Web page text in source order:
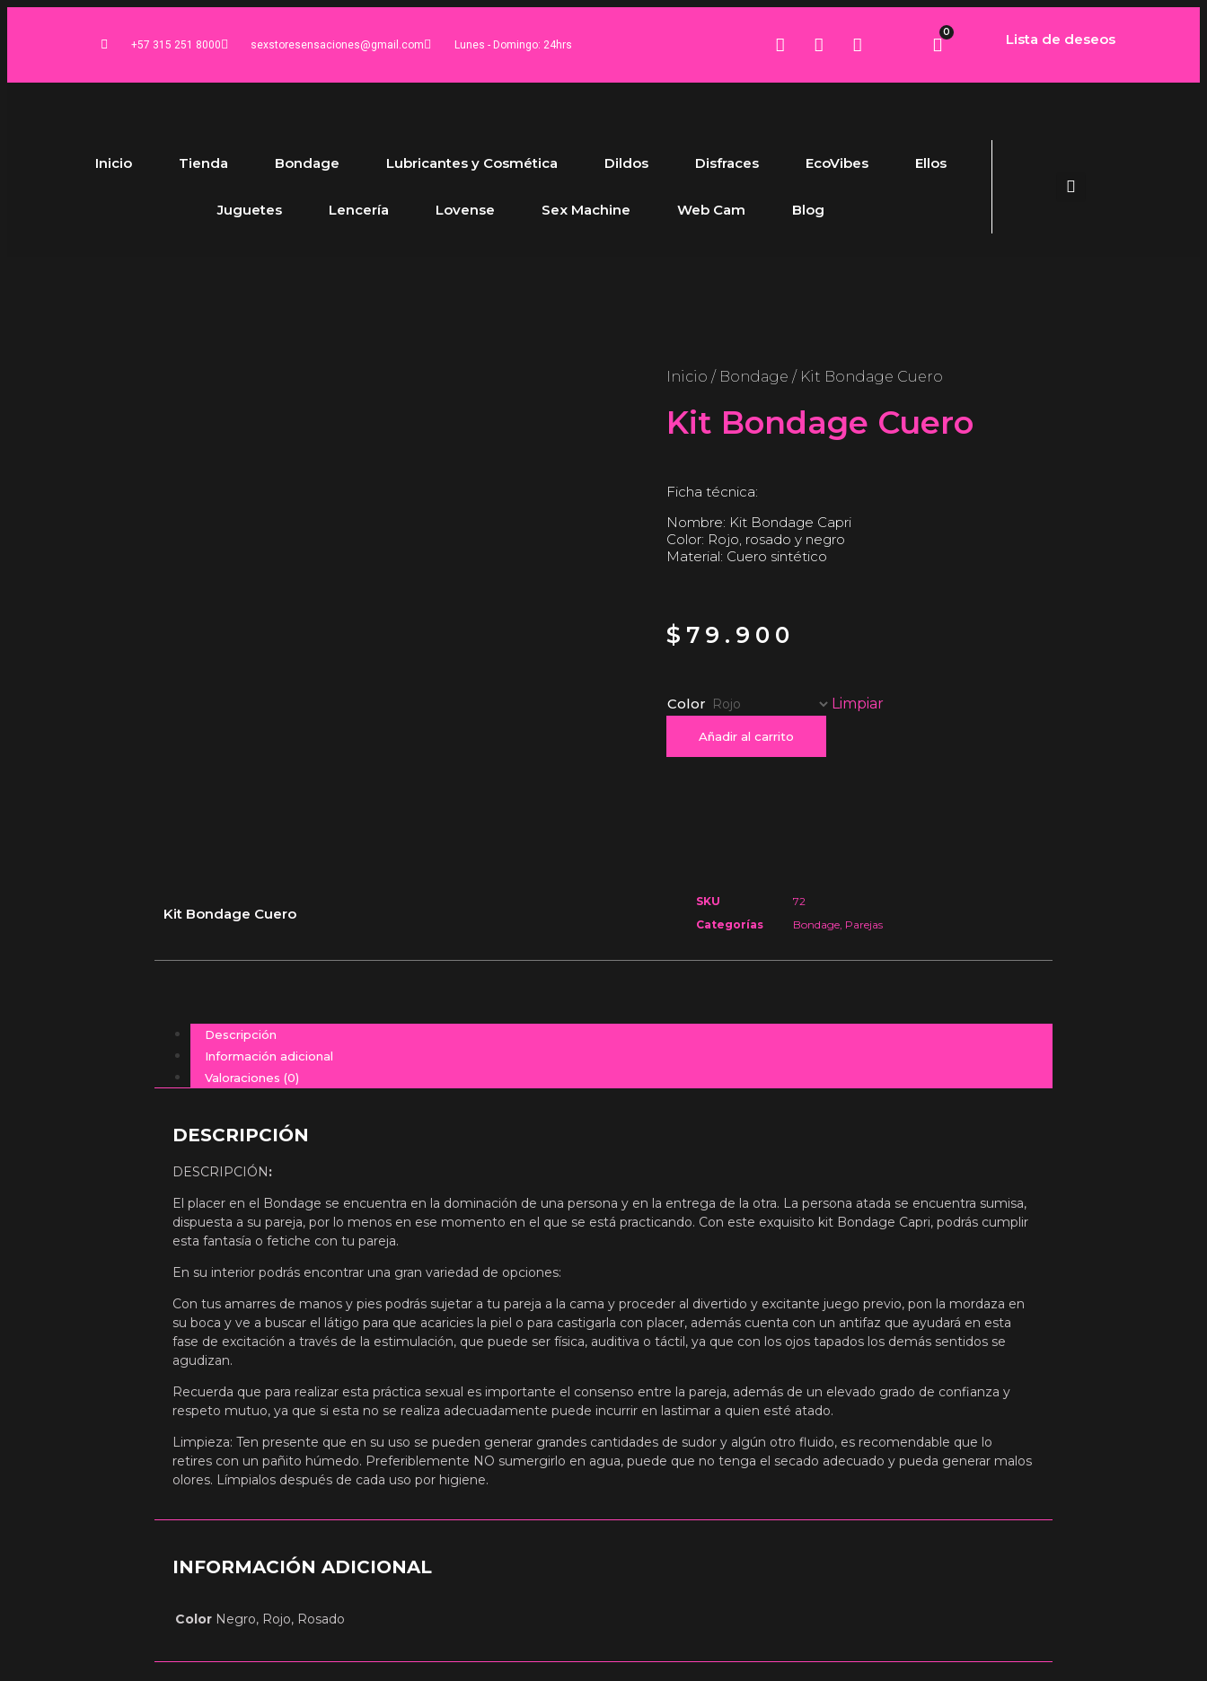
+57 315 251 8000 sexstoresensaciones@gmail.com Lunes - Domingo: 24hrs
0 Lista de deseos
Inicio Tienda Bondage Lubricantes y Cosmética Dildos Disfraces EcoVibes Ellos
Juguetes Lencería Lovense Sex Machine Web Cam Blog
Inicio / Bondage / Kit Bondage Cuero
Kit Bondage Cuero
Ficha técnica:
Nombre: Kit Bondage Capri
Color: Rojo, rosado y negro
Material: Cuero sintético
$ 79.900
Color Limpiar
Añadir al carrito
Kit Bondage Cuero
SKU
72
Categorías
Bondage, Parejas
Descripción
Información adicional
Valoraciones (0)
DESCRIPCIÓN
DESCRIPCIÓN:
El placer en el Bondage se encuentra en la dominación de una persona y en la entrega de la otra. La persona atada se encuentra sumisa,
dispuesta a su pareja, por lo menos en ese momento en el que se está practicando. Con este exquisito kit Bondage Capri, podrás cumplir
esta fantasía o fetiche con tu pareja.
En su interior podrás encontrar una gran variedad de opciones:
Con tus amarres de manos y pies podrás sujetar a tu pareja a la cama y proceder al divertido y excitante juego previo, pon la mordaza en
su boca y ve a buscar el látigo para que acaricies la piel o para castigarla con placer, además cuenta con un antifaz que ayudará en esta
fase de excitación a través de la estimulación, que puede ser física, auditiva o táctil, ya que con los ojos tapados los demás sentidos se
agudizan.
Recuerda que para realizar esta práctica sexual es importante el consenso entre la pareja, además de un elevado grado de confianza y
respeto mutuo, ya que si esta no se realiza adecuadamente puede incurrir en lastimar a quien esté atado.
Limpieza: Ten presente que en su uso se pueden generar grandes cantidades de sudor y algún otro fluido, es recomendable que lo
retires con un pañito húmedo. Preferiblemente NO sumergirlo en agua, puede que no tenga el secado adecuado y pueda generar malos
olores. Límpialos después de cada uso por higiene.
INFORMACIÓN ADICIONAL
Color Negro, Rojo, Rosado